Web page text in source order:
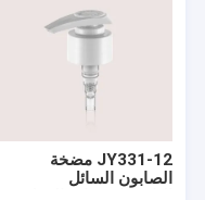
JY331-12 مضخة
الصابون السائل